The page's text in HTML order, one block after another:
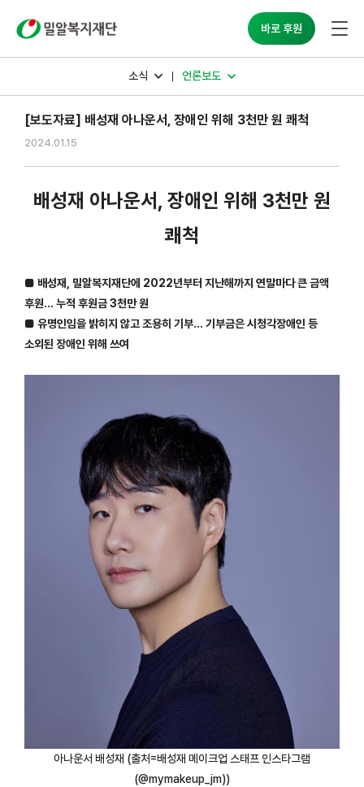
바로 후원
소식 언론보도
[보도자료] 배성재 아나운서, 장애인 위해 3천만 원 쾌척
2024.01.15
배성재 아나운서, 장애인 위해 3천만 원
쾌척
■ 배성재, 밀알복지재단에 2022년부터 지난해까지 연말마다 큰 금액
후원… 누적 후원금 3천만 원
■ 유명인임을 밝히지 않고 조용히 기부… 기부금은 시청각장애인 등
소외된 장애인 위해 쓰여
아나운서 배성재 (출처=배성재 메이크업 스태프 인스타그램
(@mymakeup_jm))